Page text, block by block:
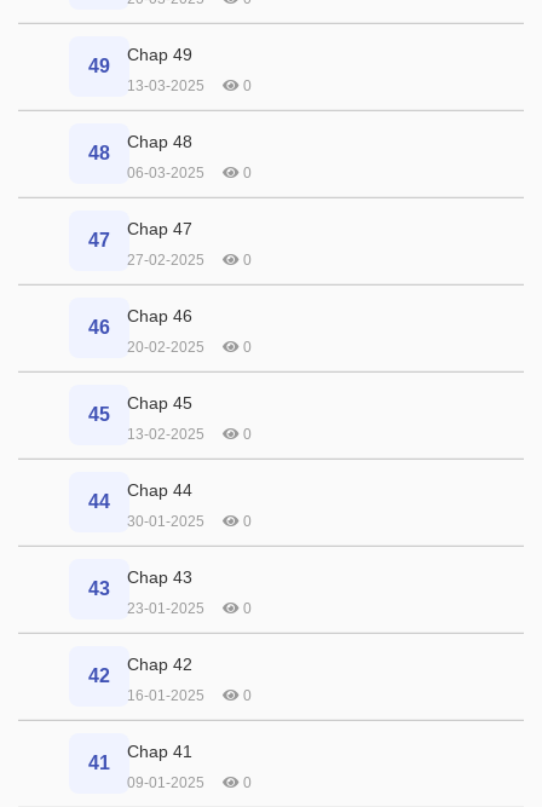
49
Chap 49
13-03-2025 0
48
Chap 48
06-03-2025 0
47
Chap 47
27-02-2025 0
46
Chap 46
20-02-2025 0
45
Chap 45
13-02-2025 0
44
Chap 44
30-01-2025 0
43
Chap 43
23-01-2025 0
42
Chap 42
16-01-2025 0
41
Chap 41
09-01-2025 0